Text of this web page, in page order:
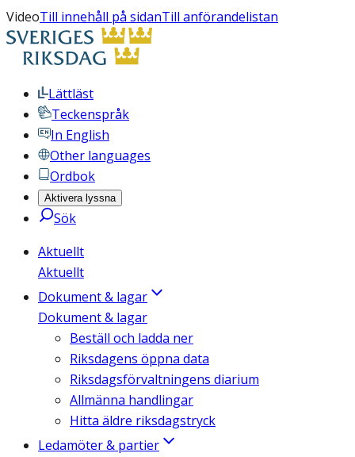
VideoTill innehåll på sidanTill anförandelistan
Lättläst
Teckenspråk
In English
Other languages
Ordbok
Aktivera lyssna
Sök
Aktuellt
Aktuellt
Dokument & lagar
Dokument & lagar
Beställ och ladda ner
Riksdagens öppna data
Riksdagsförvaltningens diarium
Allmänna handlingar
Hitta äldre riksdagstryck
Ledamöter & partier